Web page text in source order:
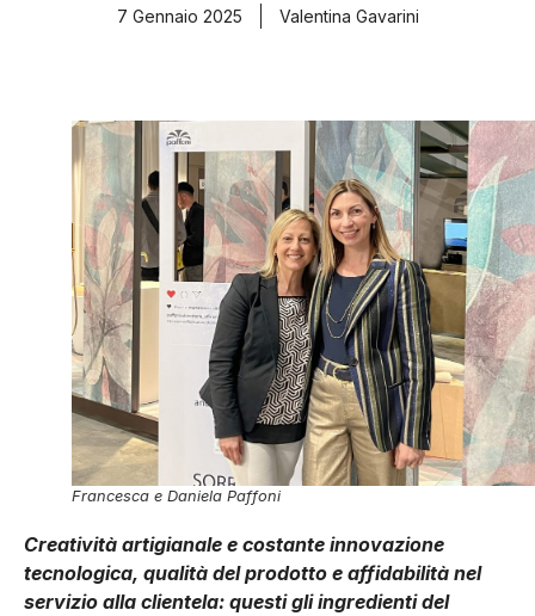
7 Gennaio 2025
Valentina Gavarini
Francesca e Daniela Paffoni
Creatività artigianale e costante innovazione
tecnologica, qualità del prodotto e affidabilità nel
servizio alla clientela: questi gli ingredienti del